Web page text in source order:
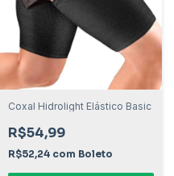
Coxal Hidrolight Elástico Basic
R$54,99
R$52,24 com Boleto